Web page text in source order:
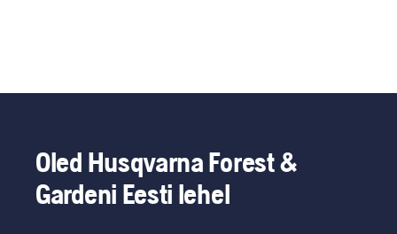
Oled Husqvarna Forest &
Gardeni Eesti lehel